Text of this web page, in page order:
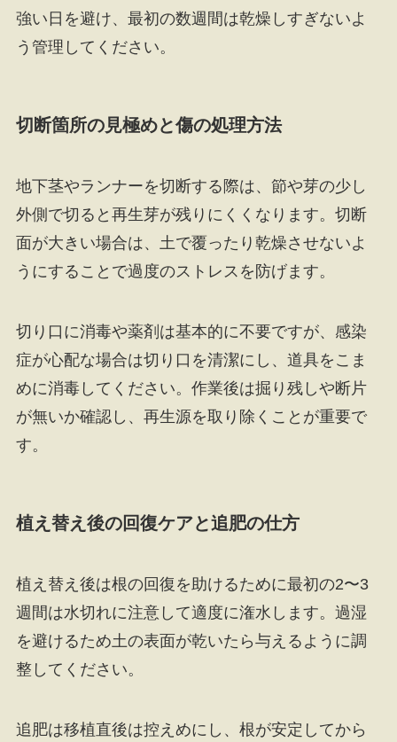
強い日を避け、最初の数週間は乾燥しすぎないよ
う管理してください。
切断箇所の見極めと傷の処理方法
地下茎やランナーを切断する際は、節や芽の少し
外側で切ると再生芽が残りにくくなります。切断
面が大きい場合は、土で覆ったり乾燥させないよ
うにすることで過度のストレスを防げます。
切り口に消毒や薬剤は基本的に不要ですが、感染
症が心配な場合は切り口を清潔にし、道具をこま
めに消毒してください。作業後は掘り残しや断片
が無いか確認し、再生源を取り除くことが重要で
す。
植え替え後の回復ケアと追肥の仕方
植え替え後は根の回復を助けるために最初の2〜3
週間は水切れに注意して適度に潅水します。過湿
を避けるため土の表面が乾いたら与えるように調
整してください。
追肥は移植直後は控えめにし、根が安定してから